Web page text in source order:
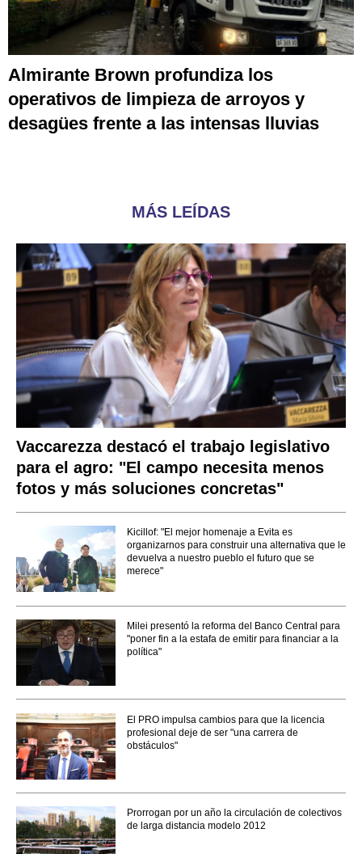
Almirante Brown profundiza los
operativos de limpieza de arroyos y
desagües frente a las intensas lluvias
MÁS LEÍDAS
Vaccarezza destacó el trabajo legislativo
para el agro: "El campo necesita menos
fotos y más soluciones concretas"
Kicillof: "El mejor homenaje a Evita es
organizarnos para construir una alternativa que le
devuelva a nuestro pueblo el futuro que se
merece"
Milei presentó la reforma del Banco Central para
"poner fin a la estafa de emitir para financiar a la
política"
El PRO impulsa cambios para que la licencia
profesional deje de ser "una carrera de
obstáculos"
Prorrogan por un año la circulación de colectivos
de larga distancia modelo 2012